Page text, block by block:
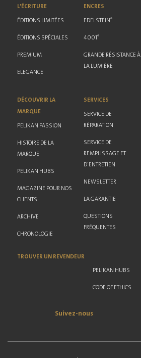
L'ÉCRITURE
ÉDITIONS LIMITÉES
ÉDITIONS SPÉCIALES
PREMIUM
ELEGANCE
ENCRES
EDELSTEIN ®
4001 ®
GRANDE RÉSISTANCE À
LA LUMIÈRE
DÉCOUVRIR LA
MARQUE
PELIKAN PASSION
HISTOIRE DE LA
MARQUE
PELIKAN HUBS
MAGAZINE POUR NOS
CLIENTS
ARCHIVE
CHRONOLOGIE
SERVICES
SERVICE DE
RÉPARATION
SERVICE DE
REMPLISSAGE ET
D'ENTRETIEN
NEWSLETTER
LA GARANTIE
QUESTIONS
FRÉQUENTES
TROUVER UN REVENDEUR
PELIKAN HUBS
CODE OF ETHICS
Suivez-nous